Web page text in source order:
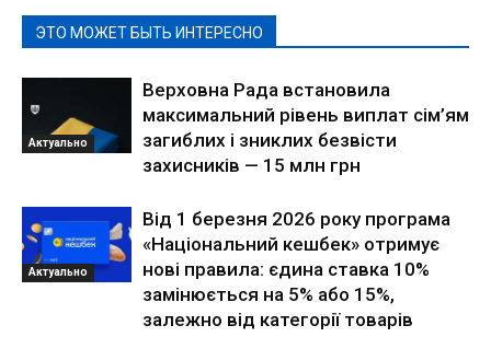
ЭТО МОЖЕТ БЫТЬ ИНТЕРЕСНО
Актуально
Верховна Рада встановила
максимальний рівень виплат сім’ям
загиблих і зниклих безвісти
захисників — 15 млн грн
Актуально
Від 1 березня 2026 року програма
«Національний кешбек» отримує
нові правила: єдина ставка 10%
замінюється на 5% або 15%,
залежно від категорії товарів